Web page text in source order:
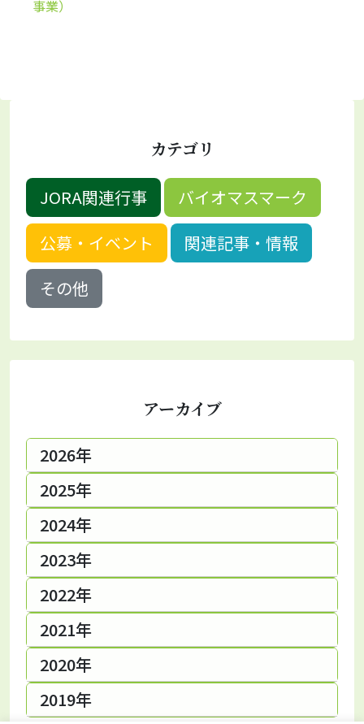
事業）
カテゴリ
JORA関連行事
バイオマスマーク
公募・イベント
関連記事・情報
その他
アーカイブ
2026年
2025年
2024年
2023年
2022年
2021年
2020年
2019年